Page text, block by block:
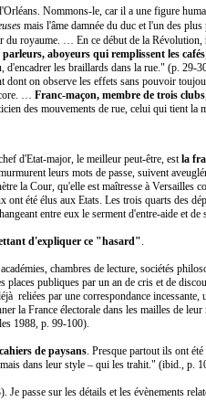
Nommons-le, car il a une figure
mais l'âme damnée du duc et l'un des
du royaume. … En ce début de la Révolution,
aboyeurs qui remplissent les cafés
d'encadrer les braillards dans la rue." (p. 29-
dont on observe les effets sans pouvoir
…Franc-maçon, membre de trois clubs
des mouvements de rue, celui qui tient la
d'Etat-major, le meilleur peut-être, estla
leurs mots de passe, suivent
la Cour, qu'elle est maîtresse à
ont été élus aux Etats. Les trois quarts des
entre eux le serment d'entre-aide et de
d'expliquer ce "hasard"
chambres de lecture, sociétés
places publiques par un an de cris et de
reliées par une correspondance
la France électorale dans les mailles de
1988, p. 99-100).
de paysans . Presque partout ils ont
dans leur style – qui les trahit." (ibid., p.
Je passe sur les détails et les évènements